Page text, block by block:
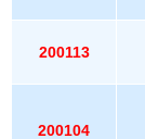
200113
200104